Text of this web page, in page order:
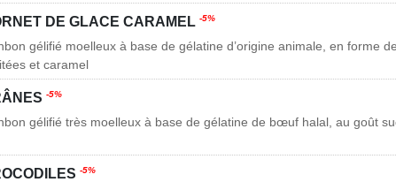
DE GLACE CARAMEL -5%
gélifié moelleux à base de gélatine d’origine animale, en forme
et caramel
-5%
gélifié très moelleux à base de gélatine de bœuf halal, au goût
-5%